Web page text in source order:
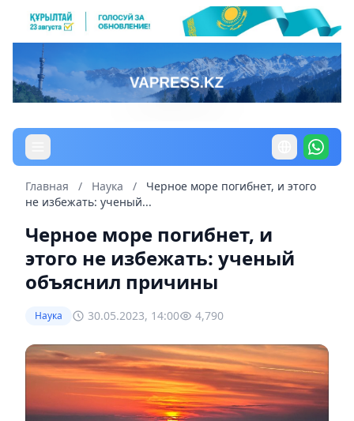
Главная / Наука /
Черное море погибнет, и этого
не избежать: ученый...
Черное море погибнет, и
этого не избежать: ученый
объяснил причины
Наука 30.05.2023, 14:00 4,790